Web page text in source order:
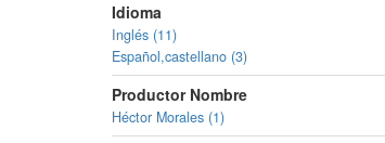
Idioma
Inglés (11)
Español,castellano (3)
Productor Nombre
Héctor Morales (1)